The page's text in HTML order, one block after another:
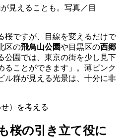
見えることも。写真／目
桜ですが、目線を変えるだけで
区の飛鳥山公園や目黒区の西郷
公園では、東京の街を少し見下
ることができます」。薄ピンク
ル群が見える光景は、十分に非
）を考える
桜の引き立て役に